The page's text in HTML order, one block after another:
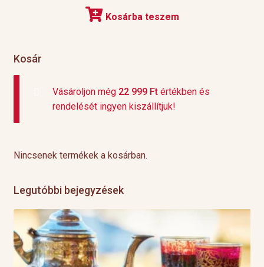
Kosárba teszem
Kosár
Vásároljon még 22 999 Ftértékben és
rendelését ingyen kiszállítjuk!
Nincsenek termékek a kosárban.
Legutóbbi bejegyzések